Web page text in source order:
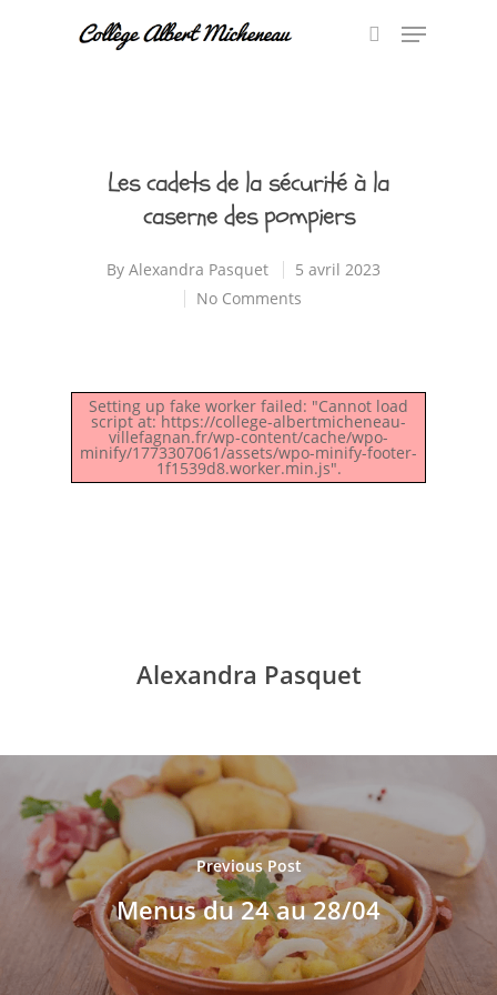
Les cadets de la sécurité à la
caserne des pompiers
By Alexandra Pasquet
5 avril 2023
No Comments
Setting up fake worker failed: "Cannot load
script at: https://college-albertmicheneau-
villefagnan.fr/wp-content/cache/wpo-
minify/1773307061/assets/wpo-minify-footer-
1f1539d8.worker.min.js".
Alexandra Pasquet
Previous Post
Menus du 24 au 28/04
Accueil
Le collège
Les installations
Le personnel
Vie du